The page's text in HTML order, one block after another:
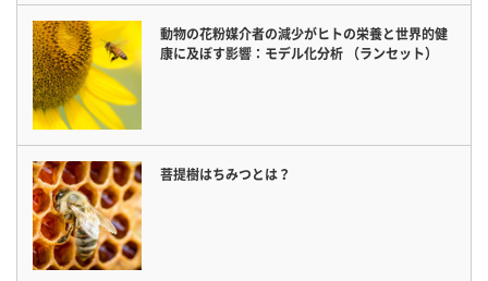
動物の花粉媒介者の減少がヒトの栄養と世界的健
康に及ぼす影響：モデル化分析 （ランセット）
菩提樹はちみつとは？